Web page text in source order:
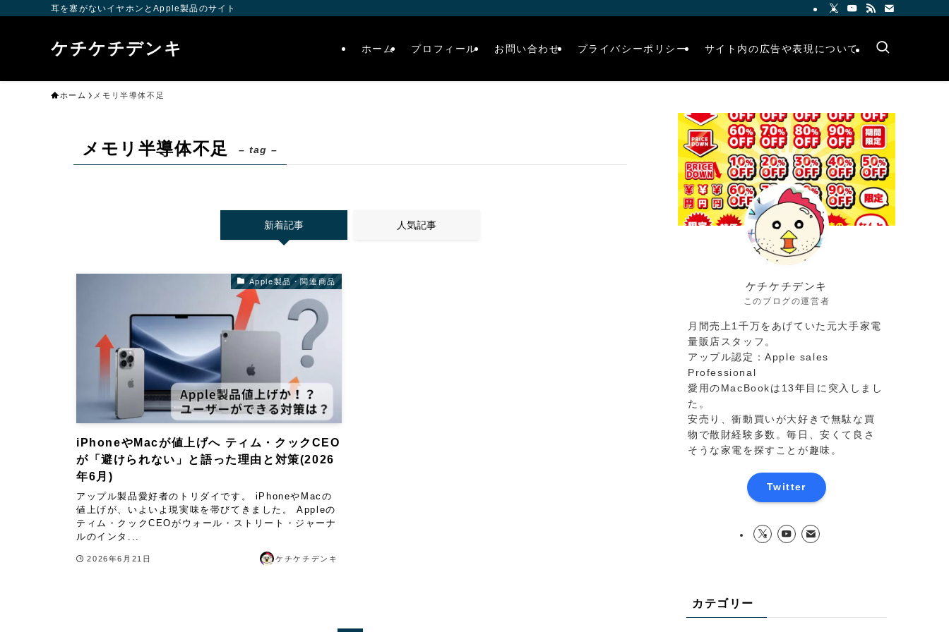
耳を塞がないイヤホンとApple製品のサイト
ケチケチデンキ ホーム プロフィール お問い合わせ プライバシーポリシー サイト内の広告や表現について
ホーム メモリ半導体不足
メモリ半導体不足 – tag –
新着記事 人気記事
Apple製品・関連商品
iPhoneやMacが値上げへ ティム・クックCEO
が「避けられない」と語った理由と対策(2026
年6月)
アップル製品愛好者のトリダイです。 iPhoneやMacの
値上げが、いよいよ現実味を帯びてきました。 Appleの
ティム・クックCEOがウォール・ストリート・ジャーナ
ルのインタ...
2026年6月21日 ケチケチデンキ
ケチケチデンキ
このブログの運営者
月間売上1千万をあげていた元大手家電
量販店スタッフ。
アップル認定：Apple sales
Professional
愛用のMacBookは13年目に突入しまし
た。
安売り、衝動買いが大好きで無駄な買
物で散財経験多数。毎日、安くて良さ
そうな家電を探すことが趣味。
Twitter
カテゴリー